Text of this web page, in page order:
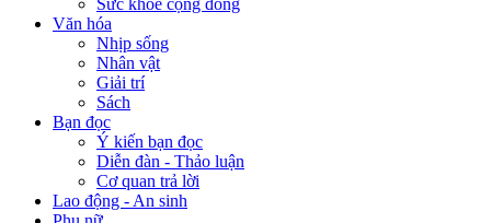
Văn hóa
Nhịp sống
Nhân vật
Giải trí
Sách
Bạn đọc
Ý kiến bạn đọc
Diễn đàn - Thảo luận
Cơ quan trả lời
Lao động - An sinh